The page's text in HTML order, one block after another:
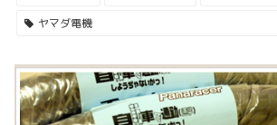
ヤマダ電機